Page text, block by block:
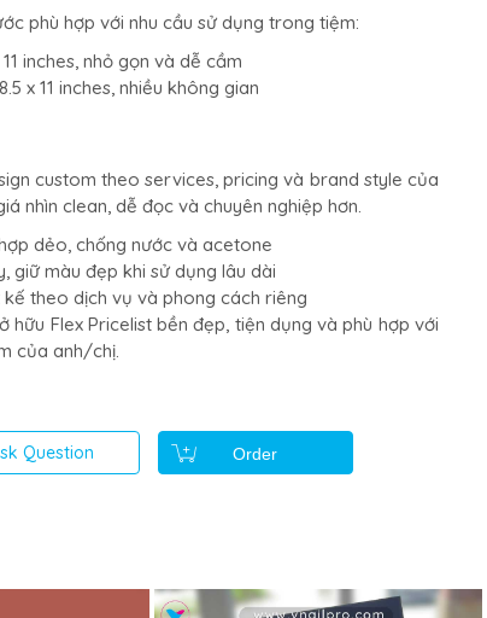
phù hợp với nhu cầu sử dụng trong tiệm:
inches, nhỏ gọn và dễ cầm
x 11 inches, nhiều không gian
custom theo services, pricing và brand style của
nhìn clean, dễ đọc và chuyên nghiệp hơn.
dẻo, chống nước và acetone
giữ màu đẹp khi sử dụng lâu dài
theo dịch vụ và phong cách riêng
hữu Flex Pricelist bền đẹp, tiện dụng và phù hợp với
của anh/chị.
Question Order